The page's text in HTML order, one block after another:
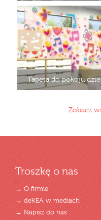
Tapeta do pokoju
Zobacz
Troszkę o nas
→ O firmie
→ deKEA w mediach
→ Napisz do nas